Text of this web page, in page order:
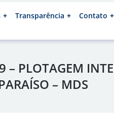
Transparência Contato
PLOTAGEM
– MDS